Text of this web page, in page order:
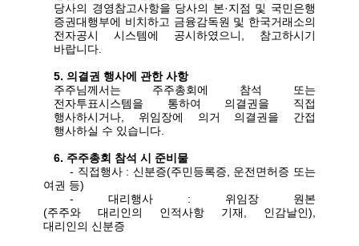
당사의 경영참고사항을 당사의 본·지점 및 국민은행
증권대행부에 비치하고 금융감독원 및 한국거래소의
전자공시 시스템에 공시하였으니
참고하시기
바랍니다
5. 의결권 행사에 관한 사항
주주님께서는 주주총회에 참석 또는
전자투표시스템을 통하여 의결권을 직접
행사하시거나
위임장에 의거 의결권을 간접
행사하실 수 있습니다
6. 주주총회 참석 시
준비물
- 직접행사: 신분증(주민등록증
운전면허증 또는
여권 등)
- 대리행사 : 위임장 원본
(주주와 대리인의 인적사항 기재 인감날인),
대리인의 신분증